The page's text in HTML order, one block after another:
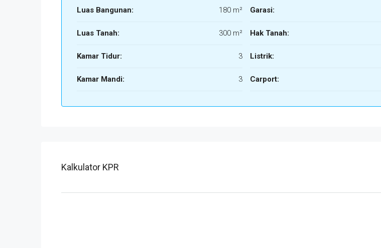
Luas Bangunan: 180 m²
Luas Tanah: 300 m²
Kamar Tidur: 3
Kamar Mandi: 3
Garasi:
Hak Tanah:
Listrik:
Carport:
Kalkulator KPR